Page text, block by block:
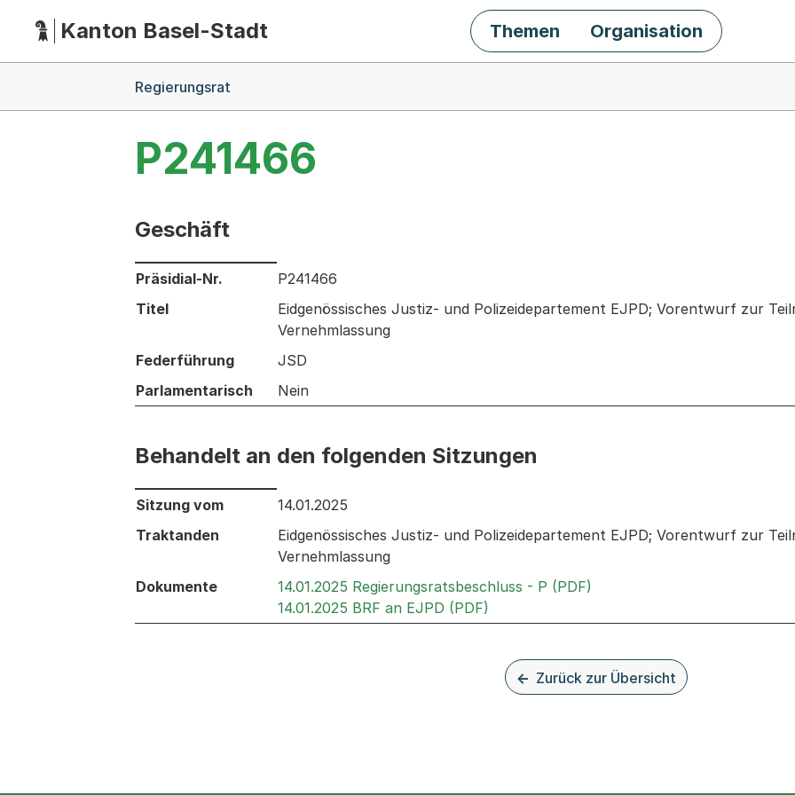
HauptnavigationKanton Basel-Stadt Themen Organisation
Regierungsrat
P241466
Geschäft
Informationen zum Ausgewählten Geschäft
Präsidial-Nr.
P241466
Titel
Eidgenössisches Justiz- und Polizeidepartement EJPD; Vorentwurf zur
Vernehmlassung
Federführung
JSD
Parlamentarisch
Nein
Behandelt an den folgenden Sitzungen
Behandelt an den folgenden Sitzungen: Informationen zu den Sitzungen zum Geschäft
Sitzung vom
14.01.2025
Traktanden
Eidgenössisches Justiz- und Polizeidepartement EJPD; Vorentwurf zur
Vernehmlassung
Dokumente
14.01.2025 Regierungsratsbeschluss - P (PDF)
14.01.2025 BRF an EJPD (PDF)
Zurück zur Übersicht